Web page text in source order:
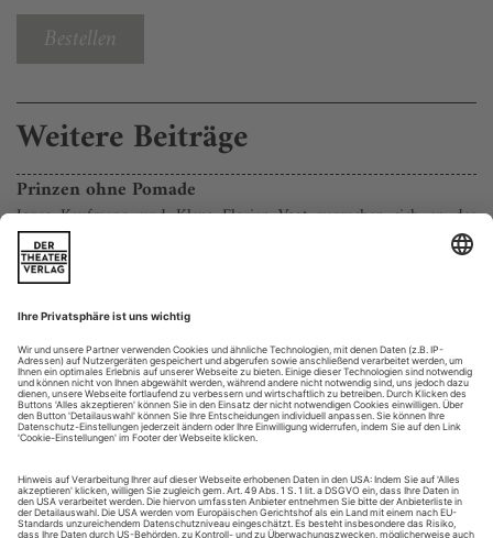
Bestellen
Weitere Beiträge
Prinzen ohne Pomade
Jonas Kaufmann und Klaus Florian Vogt versuchen sich an der
leichten Muse
Piotr Beczala hatte im vergangenen Jahr ein Operettenalbum
vorgelegt, das die Fans des Genres restlos glücklich machte.
Die sämige Geschmeidigkeit seines lyrischen Tenors, die leicht
slawische Sprachfärbung, die k.u.k-Nostalgie beschwört, der
spürbare Spaß am Kitsch. Der Pole kommt den großen
Vorbildern aus der Schellack-Ära sehr nahe, vor allem Richard
Tauber....
Ausgestellt
Janácek: Die Sache Makropulos